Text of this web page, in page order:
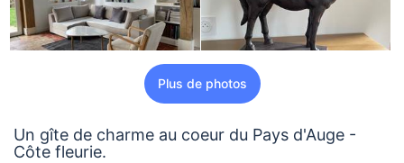
Plus de photos
Un gîte de charme au coeur du Pays d'Auge -
Côte fleurie.